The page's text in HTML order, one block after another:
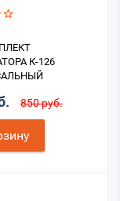
К-126
850 руб.